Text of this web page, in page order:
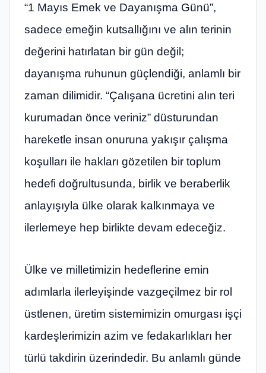
“1 Mayıs Emek ve Dayanışma Günü”,
sadece emeğin kutsallığını ve alın terinin
değerini hatırlatan bir gün değil;
dayanışma ruhunun güçlendiği, anlamlı bir
zaman dilimidir. “Çalışana ücretini alın teri
kurumadan önce veriniz” düsturundan
hareketle insan onuruna yakışır çalışma
koşulları ile hakları gözetilen bir toplum
hedefi doğrultusunda, birlik ve beraberlik
anlayışıyla ülke olarak kalkınmaya ve
ilerlemeye hep birlikte devam edeceğiz.
Ülke ve milletimizin hedeflerine emin
adımlarla ilerleyişinde vazgeçilmez bir rol
üstlenen, üretim sistemimizin omurgası işçi
kardeşlerimizin azim ve fedakarlıkları her
türlü takdirin üzerindedir. Bu anlamlı günde